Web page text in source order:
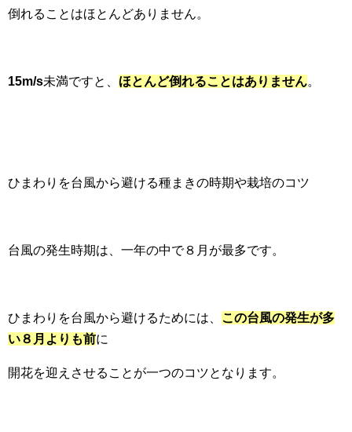
倒れることはほとんどありません。
15m/s未満ですと、 ほとんど倒れることはありません。
ひまわりを台風から避ける種まきの時期や栽培のコツ
台風の発生時期は、一年の中で８月が最多です。
ひまわりを台風から避けるためには、 この台風の発生が多
い８月よりも前に
開花を迎えさせることが一つのコツとなります。